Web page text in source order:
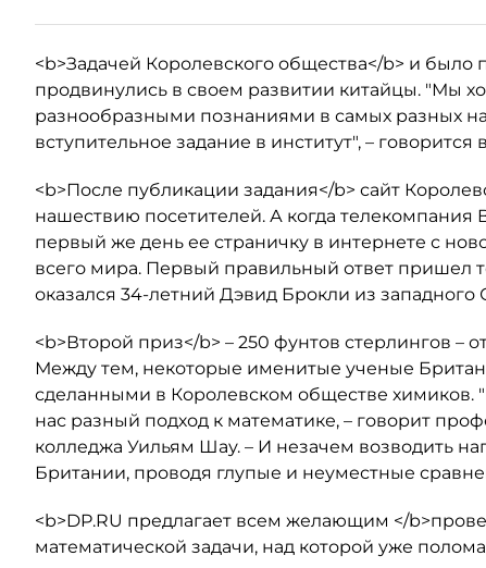
<b>Задачей Королевского общества</b> и было
продвинулись в своем развитии китайцы. "Мы
разнообразными познаниями в самых разных
вступительное задание в институт", –
<b>После публикации задания</b> сайт
нашествию посетителей. А когда телекомпания
первый же день ее страничку в интернете с
всего мира. Первый правильный ответ пришел
оказался 34-летний Дэвид Брокли из западного
<b>Второй приз</b> – 250 фунтов стерлингов –
Между тем, некоторые именитые ученые
сделанными в Королевском обществе химиков.
нас разный подход к математике, – говорит
колледжа Уильям Шау. – И незачем возводить
Британии, проводя глупые и неуместные
<b>DP.RU предлагает всем желающим </
математической задачи, над которой уже